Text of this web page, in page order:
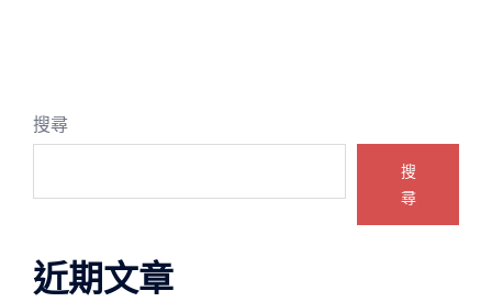
搜尋
搜
尋
近期文章